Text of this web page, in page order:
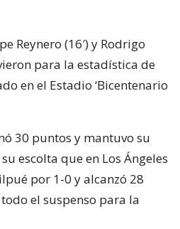
Reynero (16′) y Rodrigo
para la estadística de
en el Estadio ‘Bicentenario
30 puntos y mantuvo su
escolta que en Los Ángeles
por 1-0 y alcanzó 28
el suspenso para la